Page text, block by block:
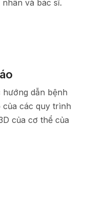
và bác sĩ.
hướng dẫn bệnh
của các quy trình
của cơ thể của